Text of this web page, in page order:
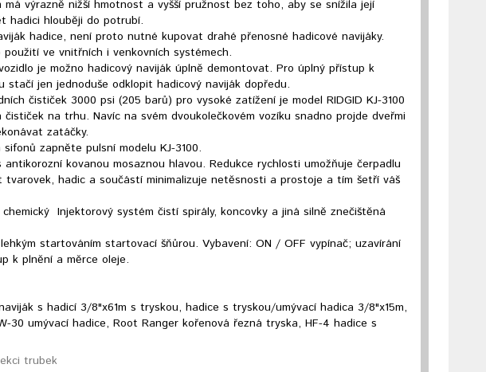
má výrazně nižší hmotnost a vyšší pružnost bez toho, aby se snížila její
hadici hlouběji do potrubí.
hadice, není proto nutné kupovat drahé přenosné hadicové navijáky.
ve vnitřních i venkovních systémech.
je možno hadicový naviják úplně demontovat. Pro úplný přístup k
jen jednoduše odklopit hadicový naviják dopředu.
čističek 3000 psi (205 barů) pro vysoké zatížení je model RIDGID KJ-3100
na trhu. Navíc na svém dvoukolečkovém vozíku snadno projde dveřmi
zatáčky.
zapněte pulsní modelu KJ-3100.
kovanou mosaznou hlavou. Redukce rychlosti umožňuje čerpadlu
hadic a součástí minimalizuje netěsnosti a prostoje a tím šetří váš
Injektorový systém čistí spirály, koncovky a jiná silně znečištěná
startováním startovací šňůrou. Vybavení: ON / OFF vypínač; uzavírání
k plnění a měrce oleje.
s hadicí 3/8"x61m s tryskou, hadice s tryskou/umývací hadica 3/8"x15m,
30 umývací hadice, Root Ranger kořenová řezná tryska, HF-4 hadice s
trubek